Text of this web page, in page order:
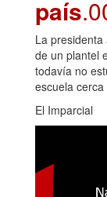
país
La
de un plantel
todavía no
escuela
El Imparcial